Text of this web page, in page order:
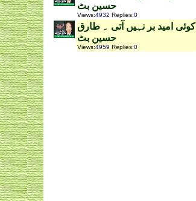
حسین بٹ
Views:4932 Replies:0
کوئی امید بر نہیں آتی ۔ طارق
حسین بٹ
Views:4959 Replies:0